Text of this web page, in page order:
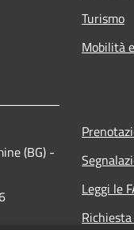
Turismo
Mobilità
(BG) -
Leggi le